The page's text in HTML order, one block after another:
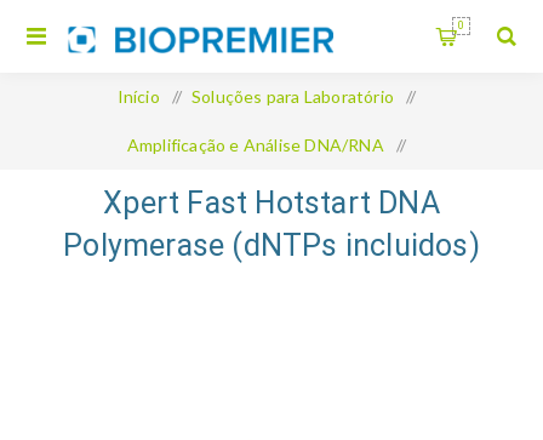
0
Início / Soluções para Laboratório /
Amplificação e Análise DNA/RNA /
Xpert Fast Hotstart DNA Polymerase (dNTPs incluidos)
Xpert Fast Hotstart DNA
Polymerase (dNTPs incluidos)